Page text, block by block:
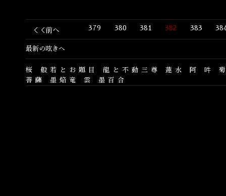
＜＜前へ 379 380 381 382 383
最新の呟きへ
桜 般若とお題目 龍と不動三尊 蓮水 阿 吽
菩薩
墨焔竜 雲 墨百合